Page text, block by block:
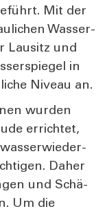
Mit der
Was­ser­
Lau­sitz und
in
Niveau an.
wur­den
errich­tet,
Daher
und Schä­
Um die